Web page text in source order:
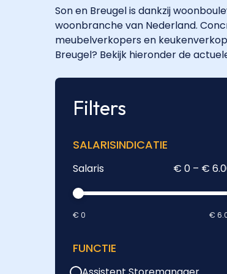
Son en Breugel is dankzij
woonbranche van Nederland.
meubelverkopers en
Breugel? Bekijk hieronder de
Filters
SALARISINDICATIE
Salaris € 0 – €
€ 0 €
FUNCTIE